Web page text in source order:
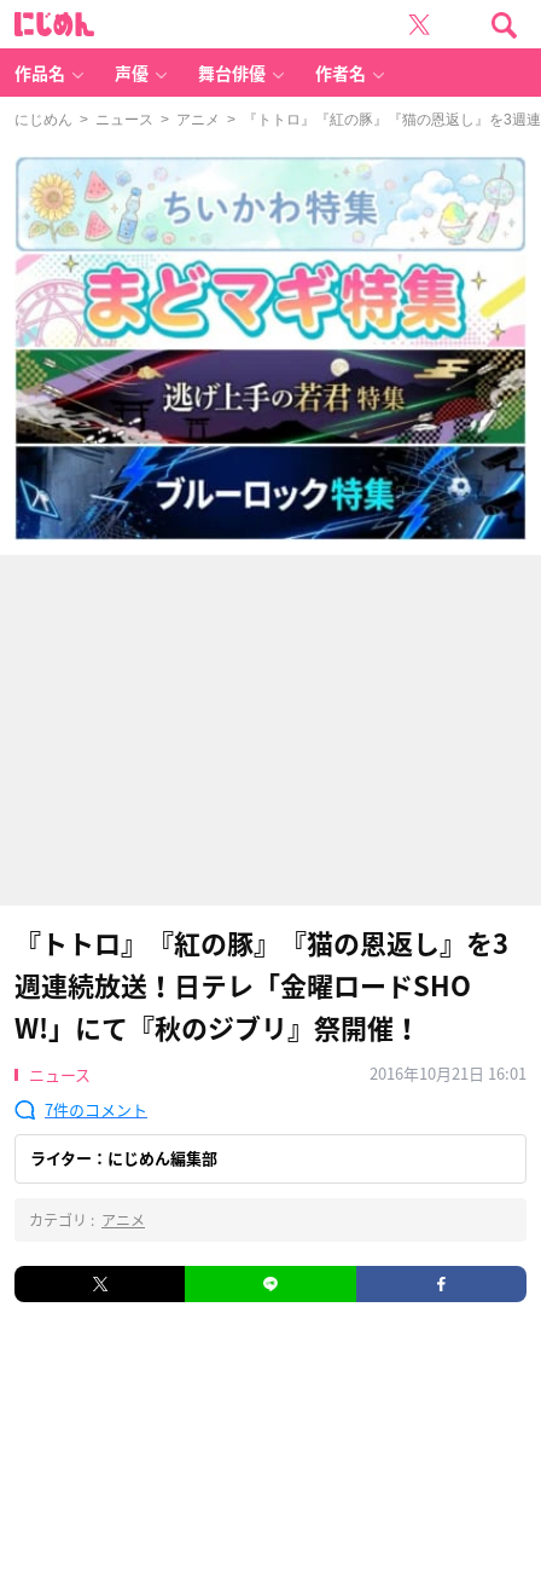
作品名 声優 舞台俳優 作者名
にじめん > ニュース > アニメ > 『トトロ』『紅の豚』『猫の恩返し』を3週
『トトロ』『紅の豚』『猫の恩返し』を3
週連続放送！日テレ「金曜ロードSHO
W!」にて『秋のジブリ』祭開催！
ニュース
2016年10月21日 16:01
7
ライター：にじめん編集部
カテゴリ : アニメ